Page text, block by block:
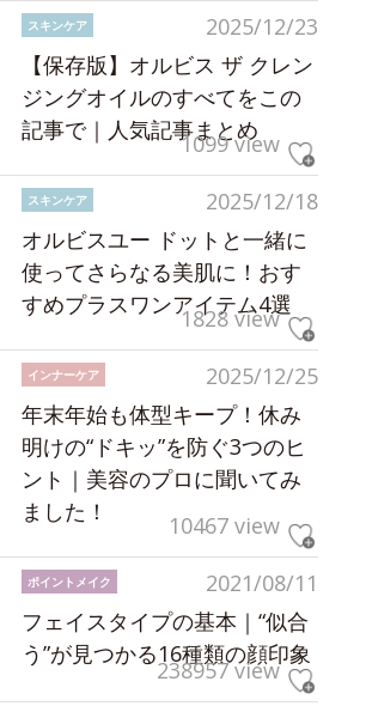
2025/12/23
スキンケア
【保存版】オルビス ザ クレン
ジングオイルのすべてをこの
記事で｜人気記事まとめ
1099 view
2025/12/18
スキンケア
オルビスユー ドットと一緒に
使ってさらなる美肌に！おす
すめプラスワンアイテム4選
1828 view
2025/12/25
インナーケア
年末年始も体型キープ！休み
明けの“ドキッ”を防ぐ3つのヒ
ント｜美容のプロに聞いてみ
ました！
10467 view
2021/08/11
ポイントメイク
フェイスタイプの基本｜“似合
う”が見つかる16種類の顔印象
238957 view